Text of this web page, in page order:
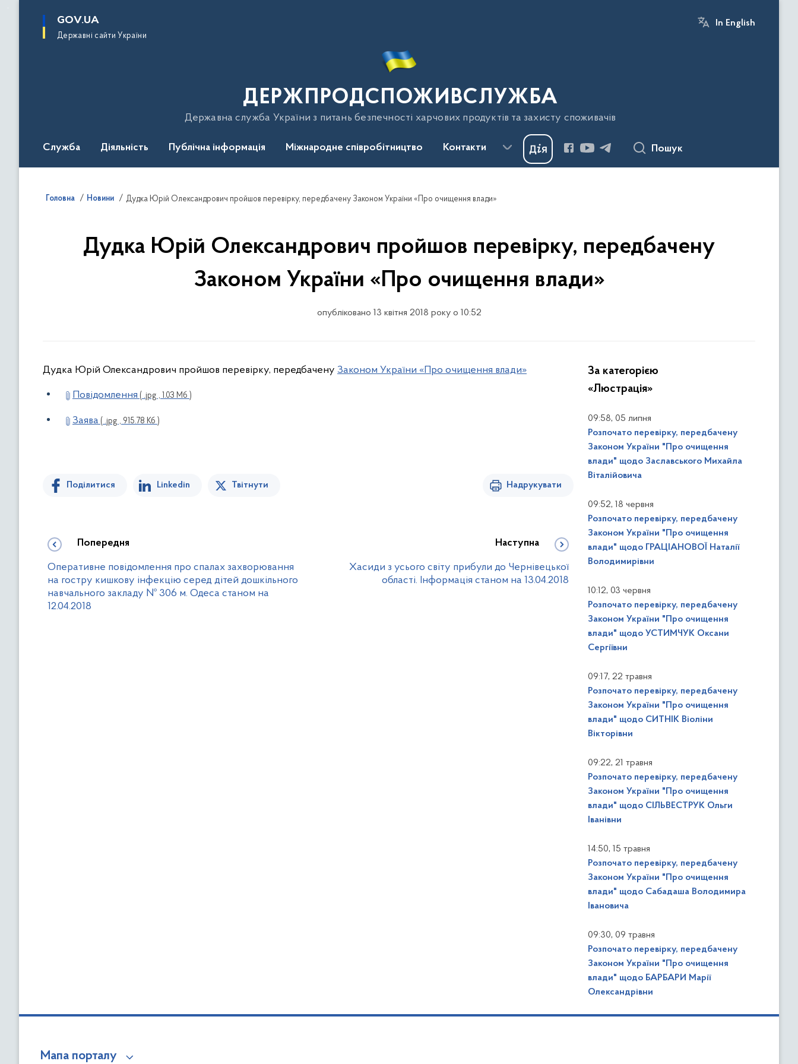
основного
GOV.UA
Державні сайти України
In English
ДЕРЖПРОДСПОЖИВСЛУЖБА
Державна служба України з питань безпечності харчових продуктів та захисту споживачів
Служба Діяльність Публічна інформація Міжнародне співробітництво Контакти Пошук
Головна Новини Дудка Юрій Олександрович пройшов перевірку, передбачену Законом України «Про очищення влади»
Дудка Юрій Олександрович пройшов перевірку, передбачену
Законом України «Про очищення влади»
опубліковано 13 квітня 2018 року о 10:52
Дудка Юрій Олександрович пройшов перевірку, передбачену Законом України «Про очищення влади»
Повідомлення ( .jpg , 1.03 Мб )
Заява ( .jpg , 915.78 Кб )
Поділитися Linkedin Твітнути Надрукувати
Попередня
Оперативне повідомлення про спалах захворювання
на гостру кишкову інфекцію серед дітей дошкільного
навчального закладу № 306 м. Одеса станом на
12.04.2018
Наступна
Хасиди з усього світу прибули до Чернівецької
області. Інформація станом на 13.04.2018
За категорією
«Люстрація»
09:58, 05 липня
Розпочато перевірку, передбачену
Законом України "Про очищення
влади" щодо Заславського Михайла
Віталійовича
09:52, 18 червня
Розпочато перевірку, передбачену
Законом України "Про очищення
влади" щодо ГРАЦІАНОВОЇ Наталії
Володимирівни
10:12, 03 червня
Розпочато перевірку, передбачену
Законом України "Про очищення
влади" щодо УСТИМЧУК Оксани
Сергіївни
09:17, 22 травня
Розпочато перевірку, передбачену
Законом України "Про очищення
влади" щодо СИТНІК Віоліни
Вікторівни
09:22, 21 травня
Розпочато перевірку, передбачену
Законом України "Про очищення
влади" щодо СІЛЬВЕСТРУК Ольги
Іванівни
14:50, 15 травня
Розпочато перевірку, передбачену
Законом України "Про очищення
влади" щодо Сабадаша Володимира
Івановича
09:30, 09 травня
Розпочато перевірку, передбачену
Законом України "Про очищення
влади" щодо БАРБАРИ Марії
Олександрівни
Мапа порталу